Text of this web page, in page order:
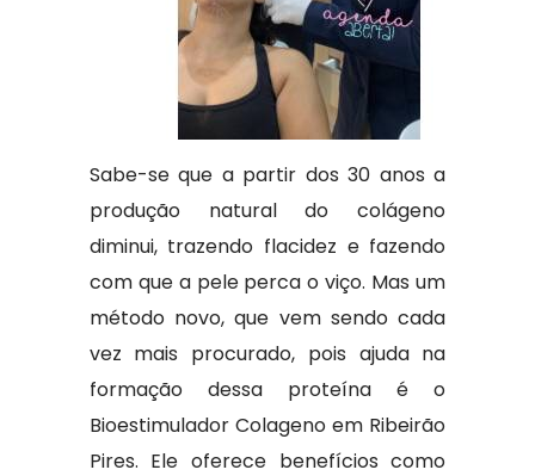
Sabe-se que a partir dos 30 anos a
produção natural do colágeno
diminui, trazendo flacidez e fazendo
com que a pele perca o viço. Mas um
método novo, que vem sendo cada
vez mais procurado, pois ajuda na
formação dessa proteína é o
Bioestimulador Colageno em Ribeirão
Pires. Ele oferece benefícios como